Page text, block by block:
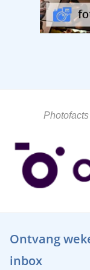
Ontvang
inbox